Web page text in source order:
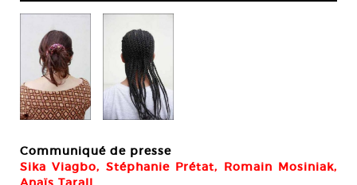
Communiqué de presse
Sika Viagbo, Stéphanie Prétat, Romain Mosiniak,